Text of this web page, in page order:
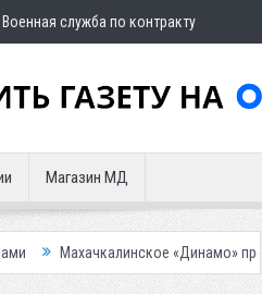
Военная служба по контракту
Магазин МД
«Динамо» представило